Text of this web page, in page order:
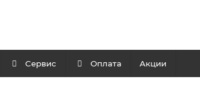
Сервис Оплата Акции